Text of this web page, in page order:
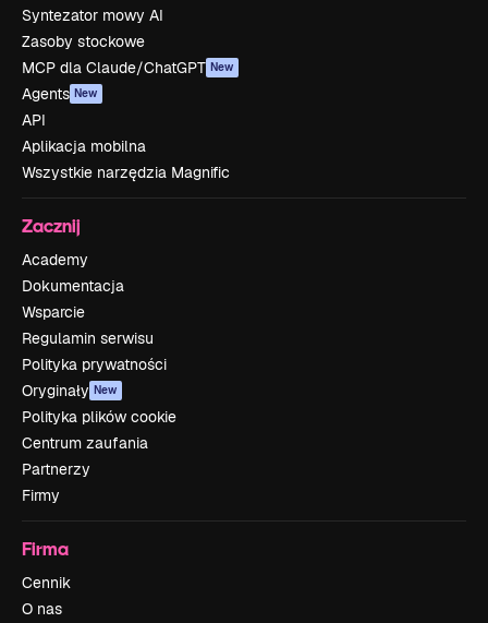
Syntezator mowy AI
Zasoby stockowe
MCP dla Claude/ChatGPT New
Agents New
API
Aplikacja mobilna
Wszystkie narzędzia Magnific
Zacznij
Academy
Dokumentacja
Wsparcie
Regulamin serwisu
Polityka prywatności
Oryginały New
Polityka plików cookie
Centrum zaufania
Partnerzy
Firmy
Firma
Cennik
O nas